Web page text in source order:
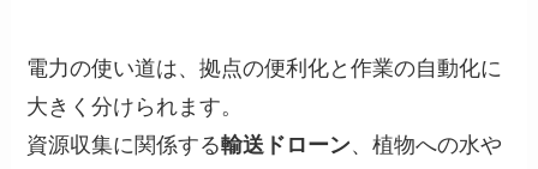
電力の使い道は、拠点の便利化と作業の自動化に
大きく分けられます。
資源収集に関係する輸送ドローン、植物への水や